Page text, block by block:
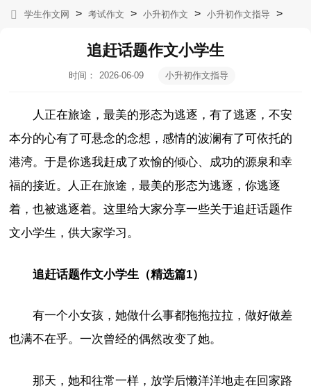
学生作文网 > 考试作文 > 小升初作文 > 小升初作文指导 >
追赶话题作文小学生
时间：
2026-06-09
小升初作文指导
人正在旅途，最美的形态为逃逐，有了逃逐，不安
本分的心有了可悬念的念想，感情的波澜有了可依托的
港湾。于是你逃我赶成了欢愉的倾心、成功的源泉和幸
福的接近。人正在旅途，最美的形态为逃逐，你逃逐
着，也被逃逐着。这里给大家分享一些关于追赶话题作
文小学生，供大家学习。
追赶话题作文小学生（精选篇1）
有一个小女孩，她做什么事都拖拖拉拉，做好做差
也满不在乎。一次曾经的偶然改变了她。
那天，她和往常一样，放学后懒洋洋地走在回家路